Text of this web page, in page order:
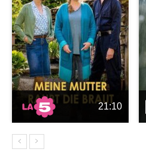
21:10